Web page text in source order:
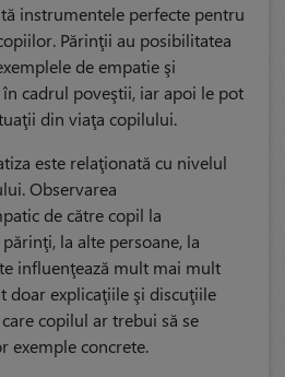
instrumentele perfecte pentru
Părinţii au posibilitatea
de empatie şi
cadrul poveştii, iar apoi le pot
din viaţa copilului.
este relaţionată cu nivelul
Observarea
de către copil la
la alte persoane, la
influenţează mult mai mult
doar explicaţiile şi discuţiile
copilul ar trebui să se
exemple concrete.